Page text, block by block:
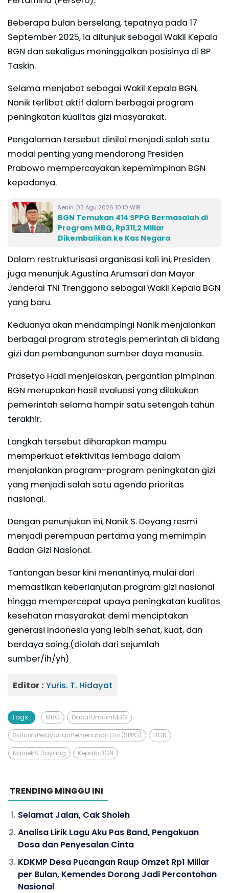
Beberapa bulan berselang, tepatnya pada 17
September 2025, ia ditunjuk sebagai Wakil Kepala
BGN dan sekaligus meninggalkan posisinya di BP
Taskin.
Selama menjabat sebagai Wakil Kepala BGN,
Nanik terlibat aktif dalam berbagai program
peningkatan kualitas gizi masyarakat.
Pengalaman tersebut dinilai menjadi salah satu
modal penting yang mendorong Presiden
Prabowo mempercayakan kepemimpinan BGN
kepadanya.
Senin, 03 Agu 2026 10:10 WIB
BGN Temukan 414 SPPG Bermasalah di
Program MBG, Rp311,2 Miliar
Dikembalikan ke Kas Negara
Dalam restrukturisasi organisasi kali ini, Presiden
juga menunjuk Agustina Arumsari dan Mayor
Jenderal TNI Trenggono sebagai Wakil Kepala BGN
yang baru.
Keduanya akan mendampingi Nanik menjalankan
berbagai program strategis pemerintah di bidang
gizi dan pembangunan sumber daya manusia.
Prasetyo Hadi menjelaskan, pergantian pimpinan
BGN merupakan hasil evaluasi yang dilakukan
pemerintah selama hampir satu setengah tahun
terakhir.
Langkah tersebut diharapkan mampu
memperkuat efektivitas lembaga dalam
menjalankan program-program peningkatan gizi
yang menjadi salah satu agenda prioritas
nasional.
Dengan penunjukan ini, Nanik S. Deyang resmi
menjadi perempuan pertama yang memimpin
Badan Gizi Nasional.
Tantangan besar kini menantinya, mulai dari
memastikan keberlanjutan program gizi nasional
hingga mempercepat upaya peningkatan kualitas
kesehatan masyarakat demi menciptakan
generasi Indonesia yang lebih sehat, kuat, dan
berdaya saing.(diolah dari sejumlah
sumber/ih/yh)
Editor : Yuris. T. Hidayat
Tags : MBG Dapur Umum MBG
Satuan Pelayanan Pemenuhan Gizi (SPPG) BGN
Naniek S. Dayang Kepala BGN
TRENDING MINGGU INI
Selamat Jalan, Cak Sholeh
Analisa Lirik Lagu Aku Pas Band, Pengakuan
Dosa dan Penyesalan Cinta
KDKMP Desa Pucangan Raup Omzet Rp1 Miliar
per Bulan, Kemendes Dorong Jadi Percontohan
Nasional